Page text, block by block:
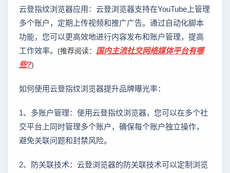
云登指纹浏览器应用：云登浏览器支持在YouTube上管理
多个账户，定期上传视频和推广广告。通过自动化脚本
功能，您可以更高效地进行内容发布和账户管理，提高
工作效率。 (推荐阅读： 国内主流社交网络媒体平台有哪
些?)
如何使用云登指纹浏览器提升品牌曝光率：
1、多账户管理：使用云登指纹浏览器，您可以在多个社
交平台上同时管理多个账户，确保每个账户独立操作，
避免关联问题和封禁风险。
2、防关联技术：云登浏览器的防关联技术可以定制浏览